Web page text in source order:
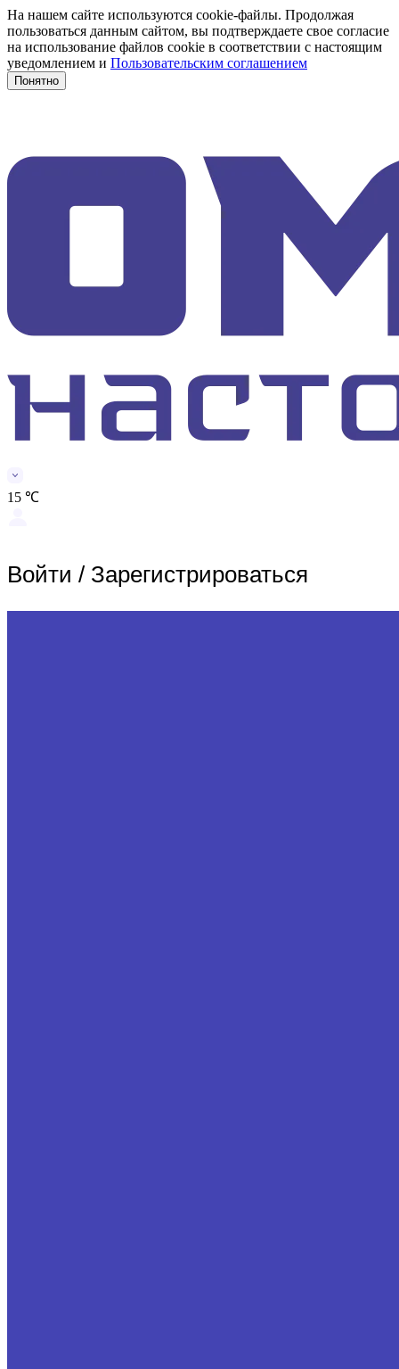
На нашем сайте используются cookie-файлы. Продолжая
пользоваться данным сайтом, вы подтверждаете свое согласие
на использование файлов cookie в соответствии с настоящим
уведомлением и Пользовательским соглашением
Понятно
15 ℃
Войти / Зарегистрироваться